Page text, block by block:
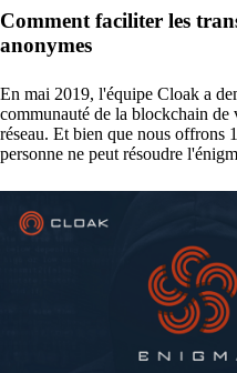
Comment faciliter les
anonymes
En mai 2019, l'équipe Cloak a
communauté de la blockchain de
réseau. Et bien que nous
personne ne peut résoudre